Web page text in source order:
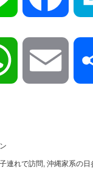
WhatsApp Email
子連れで訪問, 沖縄家系の日